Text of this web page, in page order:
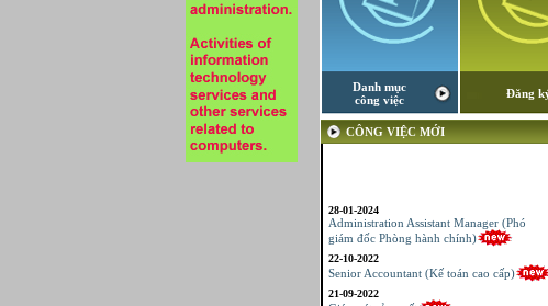
Danh mục
công việc
Đăng
CÔNG VIỆC MỚI
28-01-2024
Administration Assistant Manager (Phó
giám đốc Phòng hành chính)
22-10-2022
Senior Accountant (Kế toán cao cấp)
21-09-2022
Giám sát sản xuất